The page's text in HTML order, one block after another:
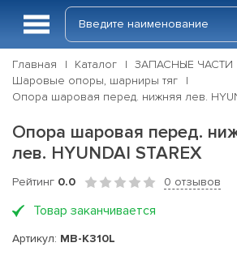
Главная Каталог ЗАПАСНЫЕ ЧАСТИ
Шаровые опоры, шарниры тяг
Опора шаровая перед. нижняя лев.
Опора шаровая перед.
лев. HYUNDAI STAREX
Рейтинг 0.0 0 отзывов
Товар заканчивается
Артикул: MB-K310L